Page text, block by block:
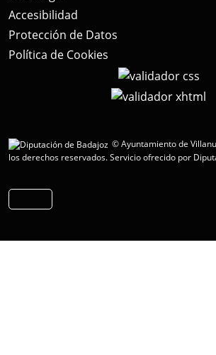
Accesibilidad
Protección de Datos
Política de Cookies
© Ayuntamiento de
los derechos reservados.Servicio ofrecido por